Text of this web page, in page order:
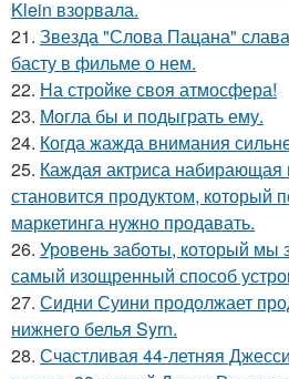
Klein взорвала.
21. Звезда "Слова Пацана"
басту в фильме о нем.
22. На стройке своя атмосфера!
23. Могла бы и подыграть ему.
24. Когда жажда внимания
25. Каждая актриса набирающая
становится продуктом, который
маркетинга нужно продавать.
26. Уровень заботы, который мы
самый изощренный способ
27. Сидни Суини продолжает
нижнего белья Syrn.
28. Счастливая 44-летняя